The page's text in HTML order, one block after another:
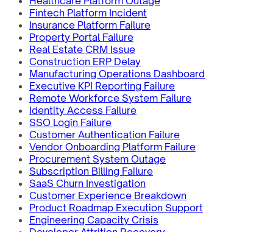
Fintech Platform Incident
Insurance Platform Failure
Property Portal Failure
Real Estate CRM Issue
Construction ERP Delay
Manufacturing Operations Dashboard
Executive KPI Reporting Failure
Remote Workforce System Failure
Identity Access Failure
SSO Login Failure
Customer Authentication Failure
Vendor Onboarding Platform Failure
Procurement System Outage
Subscription Billing Failure
SaaS Churn Investigation
Customer Experience Breakdown
Product Roadmap Execution Support
Engineering Capacity Crisis